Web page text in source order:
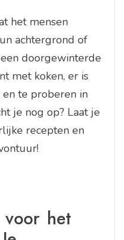
het mensen
achtergrond of
doorgewinterde
met koken, er is
te proberen in
je nog op? Laat je
recepten en
het